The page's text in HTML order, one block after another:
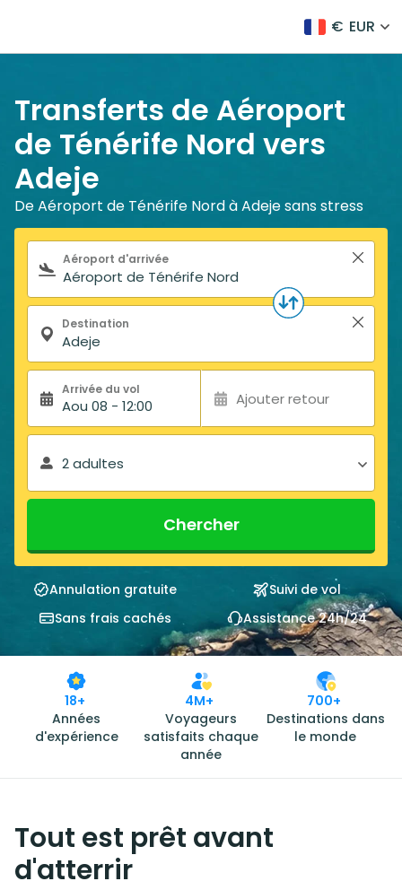
€ EUR
Transferts de Aéroport
de Ténérife Nord vers
Adeje
De Aéroport de Ténérife Nord à Adeje sans stress
Formulaire de recherche
Aéroport d'arrivée
Destination
Arrivée du vol
Aou 08 - 12:00 Ajouter retour
2 adultes
Chercher
Annulation gratuite
Suivi de vol
Sans frais cachés
Assistance 24h/24
18+
Années
d'expérience
4M+
Voyageurs
satisfaits chaque
année
700+
Destinations dans
le monde
Tout est prêt avant
d'atterrir